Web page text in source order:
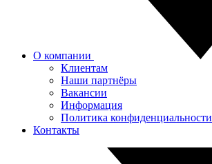
О компании
Клиентам
Наши партнёры
Вакансии
Информация
Политика конфиденциальности
Контакты